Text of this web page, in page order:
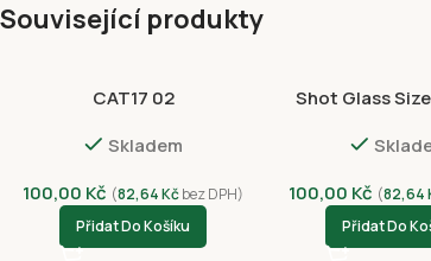
Vyzvednutí v prodejně Fivuza Market Václavské
Platební metody
Dobírkou
Platba kartou online – GP webpay ( Visa,
Google Pay (GPWebPayGpe)
Související produkty
CAT17 02
Skladem
100,00 Kč (82,64Kčbez DPH)
Přidat Do Košíku
Shot Glass
100,00 Kč (82,64
Přidat Do